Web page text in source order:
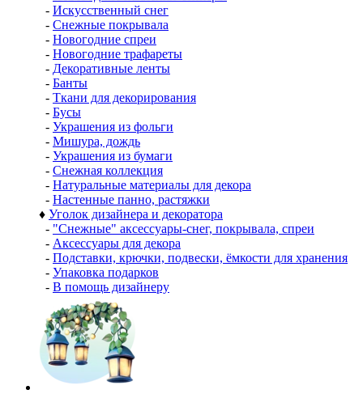
- Искусственный снег
- Снежные покрывала
- Новогодние спреи
- Новогодние трафареты
- Декоративные ленты
- Банты
- Ткани для декорирования
- Бусы
- Украшения из фольги
- Мишура, дождь
- Украшения из бумаги
- Снежная коллекция
- Натуральные материалы для декора
- Настенные панно, растяжки
♦ Уголок дизайнера и декоратора
- "Снежные" аксессуары-снег, покрывала, спреи
- Аксессуары для декора
- Подставки, крючки, подвески, ёмкости для хранения
- Упаковка подарков
- В помощь дизайнеру